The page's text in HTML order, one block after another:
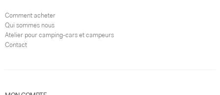
Comment acheter
Qui sommes nous
Atelier pour camping-cars et campeurs
Contact